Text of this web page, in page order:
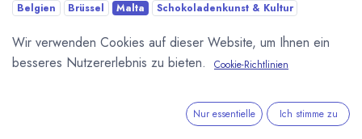
Belgien Brüssel Malta
Schokoladenkunst & Kultur
Mehr lesen
Wir verwenden Cookies auf dieser Website, um Ihnen ein
besseres Nutzererlebnis zu bieten.
Cookie-Richtlinien
Nur essentielle Ich stimme zu